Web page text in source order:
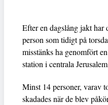
Efter en dagslång jakt har
person som tidigt på
misstänks ha genomfört
station i centrala
Minst 14 personer, varav
skadades när de blev